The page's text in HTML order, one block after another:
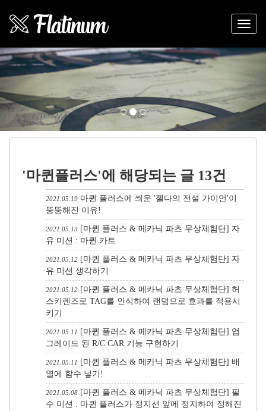
Previous
'마퀸플러스'에 해당되는 글 13건
2021.05.19 마퀸 플러스에 씌운 '젤다의 전설 가이언'이
뚱뚱해진 이유!
2021.05.13 [마퀸 플러스 & 메카닉 파츠 무상체험단] 자
유 미션 : 마퀸 카트
2021.05.12 [마퀸 플러스 & 메카닉 파츠 무상체험단] 자
유 미션 생각하기
2021.05.12 [마퀸 플러스 & 메카닉 파츠 무상체험단] 허
스키렌즈로 TAG를 인식하여 랜덤으로 효과를 적용시
키기
2021.05.11
[마퀸 플러스 & 메카닉 파츠 무상체험단] 업
그레이드 된 R/C CAR 기능 구현하기
2021.05.11
[마퀸 플러스 & 메카닉 파츠 무상체험단] 배
열에 함수 넣기!
2021.05.08 [마퀸 플러스 & 메카닉 파츠 무상체험단] 필
수 미션 : 마퀸 플러스가 정지선 앞에 정지하여 정해진